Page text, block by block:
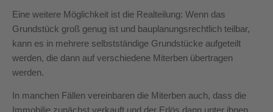
Eine weitere Möglichkeit ist die Realteilung: Wenn das
Grundstück groß genug ist und bauplanungsrechtlich teilbar,
kann es in mehrere selbstständige Grundstücke aufgeteilt
werden, die dann auf verschiedene Miterben übertragen
werden.
In manchen Fällen vereinbaren die Miterben auch, dass die